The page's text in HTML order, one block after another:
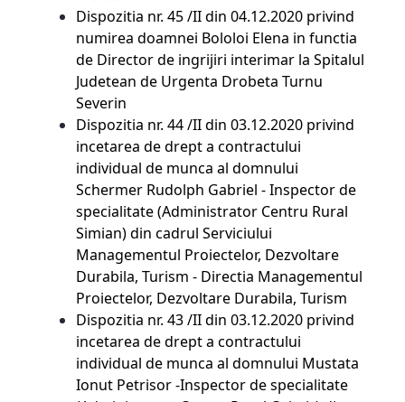
Dispozitia nr. 45 /II din 04.12.2020 privind
numirea doamnei Bololoi Elena in functia
de Director de ingrijiri interimar la Spitalul
Judetean de Urgenta Drobeta Turnu
Severin
Dispozitia nr. 44 /II din 03.12.2020 privind
incetarea de drept a contractului
individual de munca al domnului
Schermer Rudolph Gabriel - Inspector de
specialitate (Administrator Centru Rural
Simian) din cadrul Serviciului
Managementul Proiectelor, Dezvoltare
Durabila, Turism - Directia Managementul
Proiectelor, Dezvoltare Durabila, Turism
Dispozitia nr. 43 /II din 03.12.2020 privind
incetarea de drept a contractului
individual de munca al domnului Mustata
Ionut Petrisor -Inspector de specialitate